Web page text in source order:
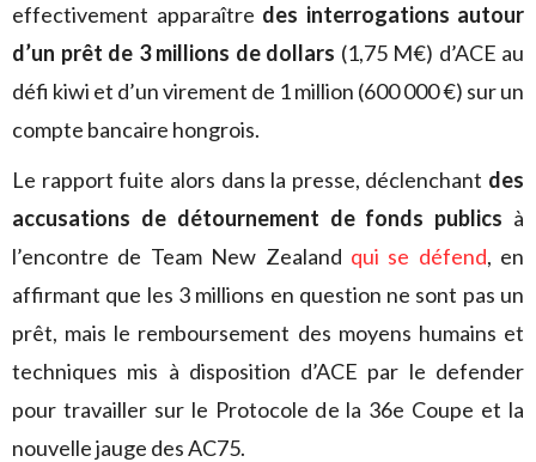
effectivement apparaître des interrogations autour
d’un prêt de 3 millions de dollars (1,75 M€) d’ACE au
défi kiwi et d’un virement de 1 million (600 000 €) sur un
compte bancaire hongrois.
Le rapport fuite alors dans la presse, déclenchant des
accusations de détournement de fonds publics à
l’encontre de Team New Zealand qui se défend, en
affirmant que les 3 millions en question ne sont pas un
prêt, mais le remboursement des moyens humains et
techniques mis à disposition d’ACE par le defender
pour travailler sur le Protocole de la 36e Coupe et la
nouvelle jauge des AC75.